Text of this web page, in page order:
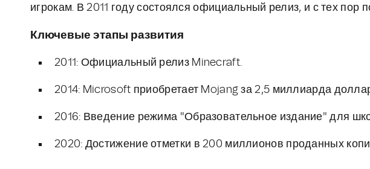
игрокам. В 2011 году состоялся официальный релиз, и с тех пор
Ключевые этапы развития
2011: Официальный релиз Minecraft.
2014: Microsoft приобретает Mojang за 2,5 миллиарда
2016: Введение режима "Образовательное издание" для
2020: Достижение отметки в 200 миллионов проданных